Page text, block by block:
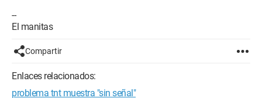
--
El manitas
Compartir
Enlaces relacionados:
problema tnt muestra "sin señal"